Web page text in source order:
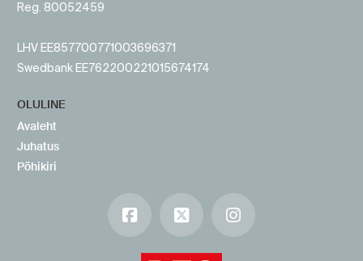
Reg. 80052459
LHV EE857700771003696371
Swedbank EE762200221015674174
OLULINE
Avaleht
Juhatus
Põhikiri